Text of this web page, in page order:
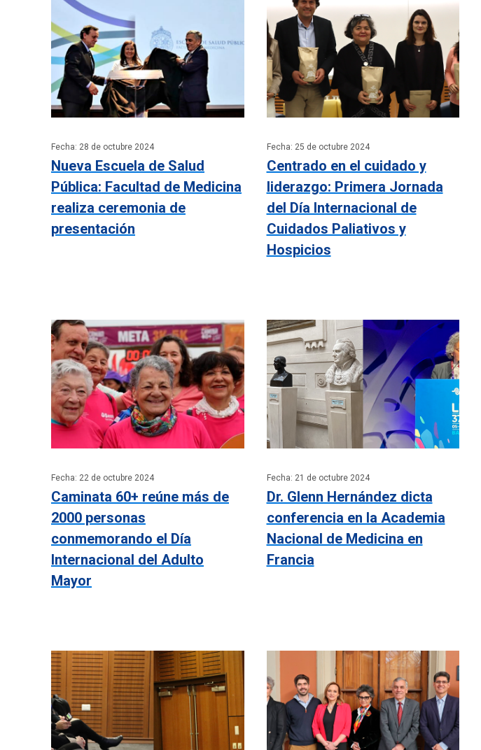
Fecha: 28 de octubre 2024
Nueva Escuela de Salud
Pública: Facultad de Medicina
realiza ceremonia de
presentación
Fecha: 25 de octubre 2024
Centrado en el cuidado y
liderazgo: Primera Jornada
del Día Internacional de
Cuidados Paliativos y
Hospicios
Fecha: 22 de octubre 2024
Caminata 60+ reúne más de
2000 personas
conmemorando el Día
Internacional del Adulto
Mayor
Fecha: 21 de octubre 2024
Dr. Glenn Hernández dicta
conferencia en la Academia
Nacional de Medicina en
Francia